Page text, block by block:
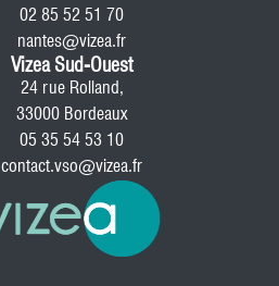
02 85 52 51 70
nantes@vizea.fr
Vizea Sud-Ouest
24 rue Rolland,
33000 Bordeaux
05 35 54 53 10
contact.vso@vizea.fr